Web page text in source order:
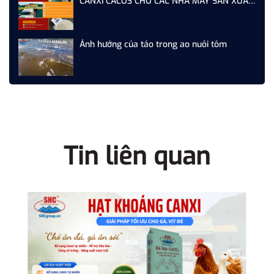
Ảnh hưởng của tảo trong ao nuôi tôm
Tin liên quan